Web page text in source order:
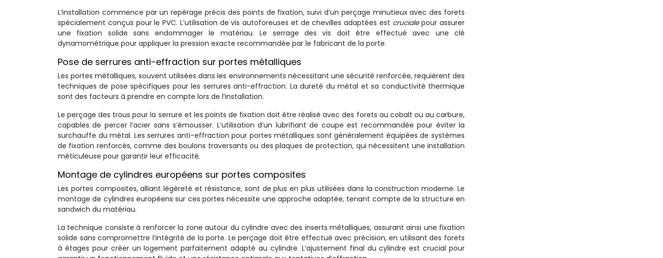
L’installation commence par un repérage précis des points de fixation, suivi d’un perçage minutieux avec des forets
spécialement conçus pour le PVC. L’utilisation de vis autoforeuses et de chevilles adaptées est crucialepour assurer
une fixation solide sans endommager le matériau. Le serrage des vis doit être effectué avec une clé
dynamométrique pour appliquer la pression exacte recommandée par le fabricant de la porte.
Pose de serrures anti-effraction sur portes métalliques
Les portes métalliques, souvent utilisées dans les environnements nécessitant une sécurité renforcée, requièrent des
techniques de pose spécifiques pour les serrures anti-effraction. La dureté du métal et sa conductivité thermique
sont des facteurs à prendre en compte lors de l’installation.
Le perçage des trous pour la serrure et les points de fixation doit être réalisé avec des forets au cobalt ou au carbure,
capables de percer l’acier sans s’émousser. L’utilisation d’un lubrifiant de coupe est recommandée pour éviter la
surchauffe du métal. Les serrures anti-effraction pour portes métalliques sont généralement équipées de systèmes
de fixation renforcés, comme des boulons traversants ou des plaques de protection, qui nécessitent une installation
méticuleuse pour garantir leur efficacité.
Montage de cylindres européens sur portes composites
Les portes composites, alliant légèreté et résistance, sont de plus en plus utilisées dans la construction moderne. Le
montage de cylindres européens sur ces portes nécessite une approche adaptée, tenant compte de la structure en
sandwich du matériau.
La technique consiste à renforcer la zone autour du cylindre avec des inserts métalliques, assurant ainsi une fixation
solide sans compromettre l’intégrité de la porte. Le perçage doit être effectué avec précision, en utilisant des forets
à étages pour créer un logement parfaitement adapté au cylindre. L’ajustement final du cylindre est crucial pour